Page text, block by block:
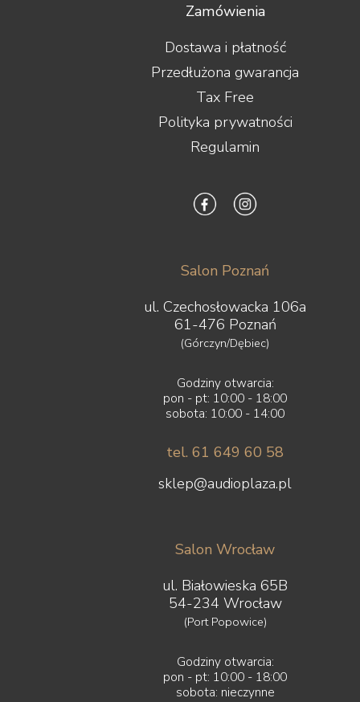
Zamówienia
Dostawa i płatność
Przedłużona gwarancja
Tax Free
Polityka prywatności
Regulamin
Salon Poznań
ul. Czechosłowacka 106a
61-476 Poznań
(Górczyn/Dębiec)
Godziny otwarcia:
pon - pt: 10:00 - 18:00
sobota: 10:00 - 14:00
tel. 61 649 60 58
sklep@audioplaza.pl
Salon Wrocław
ul. Białowieska 65B
54-234 Wrocław
(Port Popowice)
Godziny otwarcia:
pon - pt: 10:00 - 18:00
sobota: nieczynne